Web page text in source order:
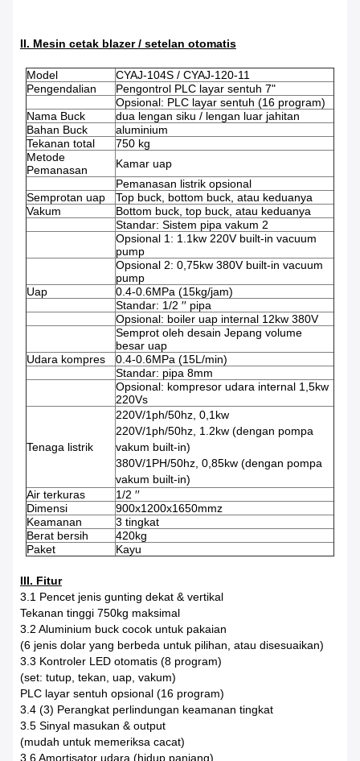
II. Mesin cetak blazer / setelan otomatis
Model
CYAJ-104S / CYAJ-120-11
Pengendalian
Pengontrol PLC layar sentuh 7"
Opsional: PLC layar sentuh (16 program)
Nama Buck
dua lengan siku / lengan luar jahitan
Bahan Buck
aluminium
Tekanan total
750 kg
Metode
Pemanasan
Kamar uap
Pemanasan listrik opsional
Semprotan uap
Top buck, bottom buck, atau keduanya
Vakum
Bottom buck, top buck, atau keduanya
Standar: Sistem pipa vakum 2
Opsional 1: 1.1kw 220V built-in vacuum
pump
Opsional 2: 0,75kw 380V built-in vacuum
pump
Uap
0.4-0.6MPa (15kg/jam)
Standar: 1/2 ′′ pipa
Opsional: boiler uap internal 12kw 380V
Semprot oleh desain Jepang volume
besar uap
Udara kompres
0.4-0.6MPa (15L/min)
Standar: pipa 8mm
Opsional: kompresor udara internal 1,5kw
220Vs
Tenaga listrik
220V/1ph/50hz, 0,1kw
220V/1ph/50hz, 1.2kw (dengan pompa
vakum built-in)
380V/1PH/50hz, 0,85kw (dengan pompa
vakum built-in)
Air terkuras
1/2 ′′
Dimensi
900x1200x1650mmz
Keamanan
3 tingkat
Berat bersih
420kg
Paket
Kayu
III. Fitur
3.1 Pencet jenis gunting dekat & vertikal
Tekanan tinggi 750kg maksimal
3.2 Aluminium buck cocok untuk pakaian
(6 jenis dolar yang berbeda untuk pilihan, atau disesuaikan)
3.3 Kontroler LED otomatis (8 program)
(set: tutup, tekan, uap, vakum)
PLC layar sentuh opsional (16 program)
3.4 (3) Perangkat perlindungan keamanan tingkat
3.5 Sinyal masukan & output
(mudah untuk memeriksa cacat)
3,6 Amortisator udara (hidup panjang)